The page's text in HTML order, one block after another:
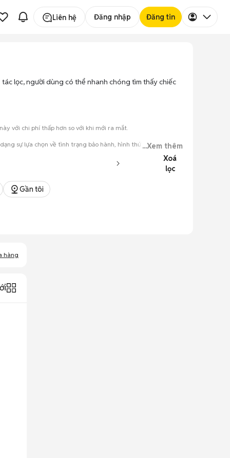
Liên hệ Đăng nhập Đăng tin
tác lọc, người dùng có thể nhanh chóng tìm thấy chiếc
với chi phí thấp hơn so với khi mới ra mắt.
sự lựa chọn về tình trạng bảo hành, hình thức máy và màu
nói chung.
...Xem thêm
Xoá
lọc
Gần tôi
hàng